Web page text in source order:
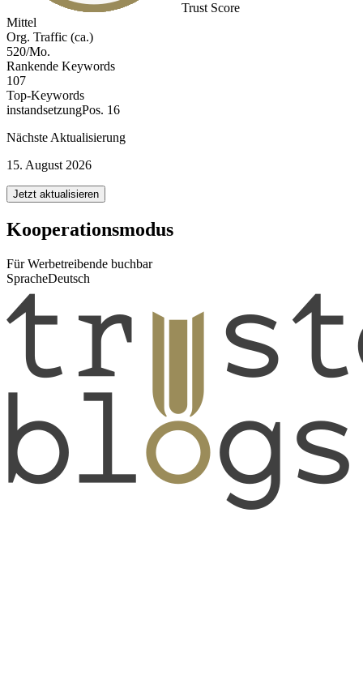
Trust Score
Mittel
Org. Traffic (ca.)
520/Mo.
Rankende Keywords
107
Top-Keywords
instandsetzungPos. 16
Nächste Aktualisierung
15. August 2026
Jetzt aktualisieren
Kooperationsmodus
Für Werbetreibende buchbar
SpracheDeutsch